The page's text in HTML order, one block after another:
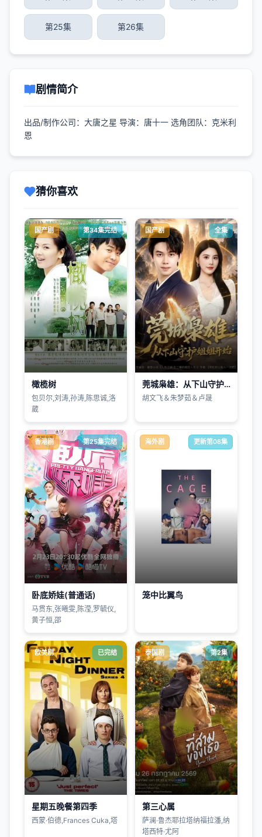
第25集 第26集
剧情简介
出品/制作公司：大唐之星 导演：唐十一 选角团队：克米利
恩
猜你喜欢
国产剧 第34集完结
橄榄树
包贝尔,刘涛,孙涛,陈思诚,洛
葳
国产剧 全集
莞城枭雄：从下山守护姐姐开始
胡文飞＆朱梦茹＆卢晟
香港剧 第25集完结
卧底娇娃(普通话)
马贯东,张曦雯,陈滢,罗毓仪,
黄子恒,邵
海外剧 更新第08集
笼中比翼鸟
欧美剧 已完结
星期五晚餐第四季
西蒙·伯德,Frances Cuka,塔
泰国剧 第2集
第三心属
萨澜·鲁杰耶拉塔纳福拉潘,纳
塔西特·尤阿